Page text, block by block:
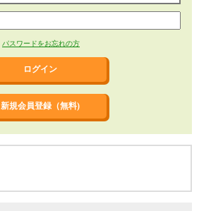
パスワードをお忘れの方
新規会員登録（無料)